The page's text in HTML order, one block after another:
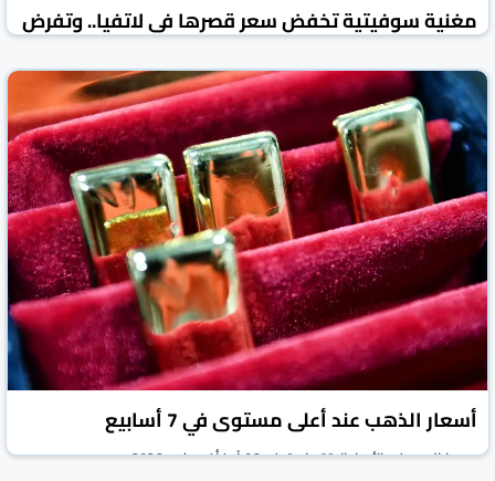
مغنية سوفيتية تخفض سعر قصرها في لاتفيا.. وتفرض
روسيا اليوم الأخبار الاقتصادية 05 آب/أغسطس 2026
أسعار الذهب عند أعلى مستوى في 7 أسابيع
روسيا اليوم الأخبار الاقتصادية 06 آب/أغسطس 2026